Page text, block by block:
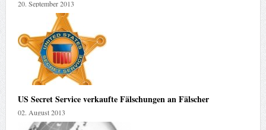
20. September 2013
US Secret Service verkaufte Fälschungen an Fälscher
02. August 2013